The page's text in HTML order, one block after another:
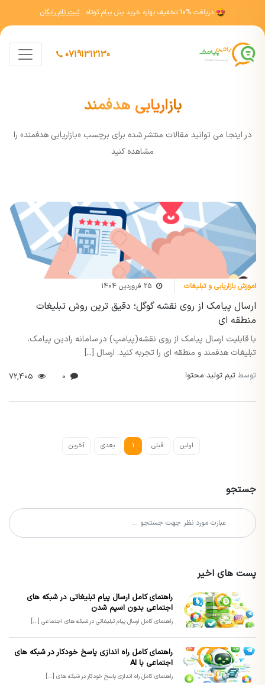
دریافت 10% تخفیف بهاره خرید پنل پیام کوتاه ثبت نام رایگان
07191312130
بازاریابی هدفمند
در اينجا مي توانيد مقالات منتشر شده برای برچسب «بازاریابی هدفمند» را
مشاهده کنيد
اموزش بازاریابی و تبلیغات 25 فروردین 1404
ارسال پیامک از روی نقشه گوگل؛ دقیق ترین روش تبلیغات
منطقه ای
با قابلیت ارسال پیامک از روی نقشه(پیامپ) در سامانه رادین پیامک،
تبلیغات هدفمند و منطقه ای را تجربه کنید. ارسال [...]
توسط تیم تولید محتوا
اولین قبلی 1 بعدی آخرین
جستجو
پست های اخیر
راهنمای کامل ارسال پیام تبلیغاتی در شبکه های
اجتماعی بدون اسپم شدن
راهنمای کامل ارسال پیام تبلیغاتی در شبکه های اجتماعی [...]
راهنمای کامل راه اندازی پاسخ خودکار در شبکه های
اجتماعی با AI
راهنمای کامل راه اندازی پاسخ خودکار در شبکه های [...]